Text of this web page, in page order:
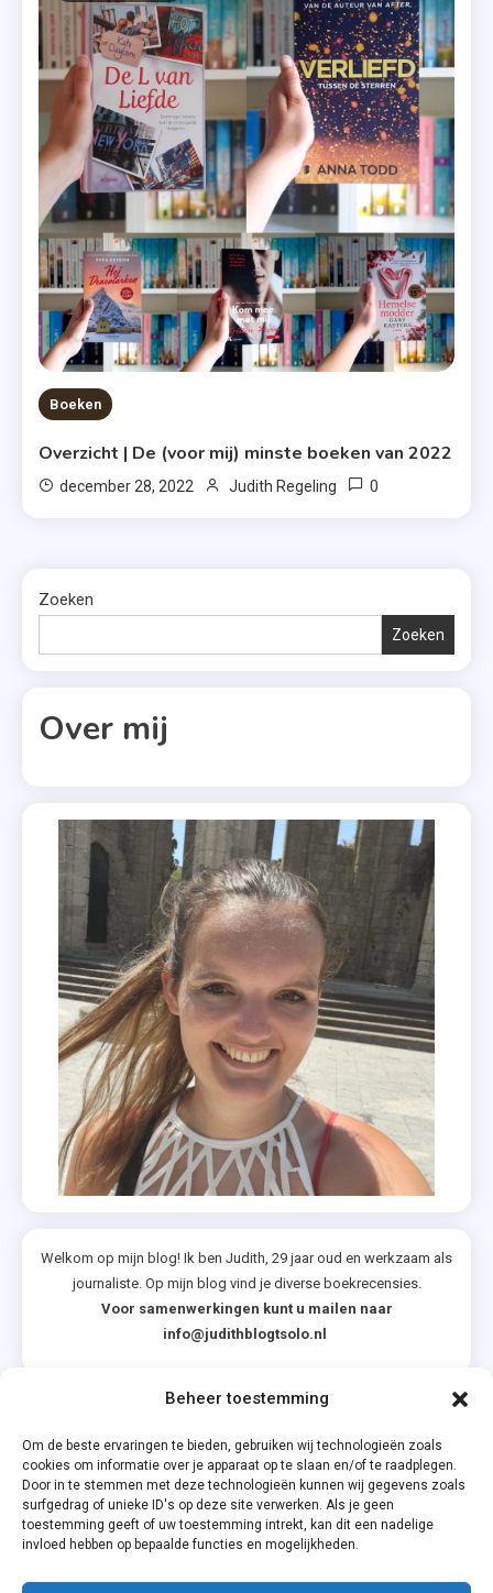
Beheer toestemming
Om de beste ervaringen te bieden, gebruiken wij technologieën zoals
cookies om informatie over je apparaat op te slaan en/of te raadplegen.
Door in te stemmen met deze technologieën kunnen wij gegevens zoals
surfgedrag of unieke ID's op deze site verwerken. Als je geen
toestemming geeft of uw toestemming intrekt, kan dit een nadelige
invloed hebben op bepaalde functies en mogelijkheden.
Boeken
Overzicht | De (voor mij) minste boeken van 2022
december 28, 2022 Judith Regeling 0
Zoeken
Zoeken
Over mij
Welkom op mijn blog! Ik ben Judith, 29 jaar oud en werkzaam als
journaliste. Op mijn blog vind je diverse boekrecensies.
Voor samenwerkingen kunt u mailen naar
info@judithblogtsolo.nl